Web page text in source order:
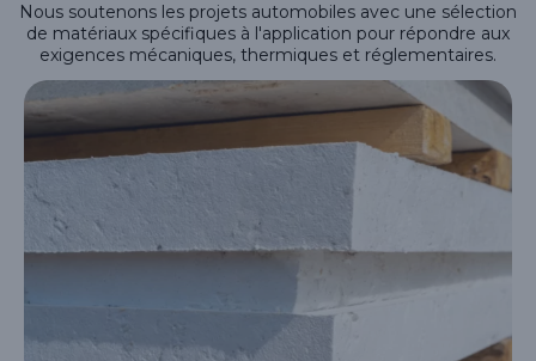
Nous soutenons les projets automobiles avec une sélection
de matériaux spécifiques à l'application pour répondre aux
exigences mécaniques, thermiques et réglementaires.